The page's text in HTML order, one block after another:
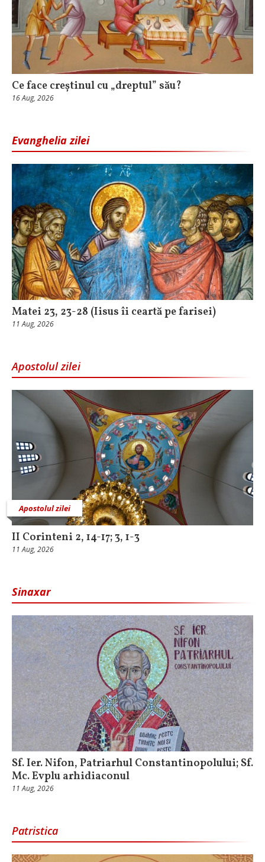
Ce face creștinul cu „dreptul” său?
16 Aug, 2026
Evanghelia zilei
Matei 23, 23-28 (Iisus îi ceartă pe farisei)
11 Aug, 2026
Apostolul zilei
Apostolul zilei
II Corinteni 2, 14-17; 3, 1-3
11 Aug, 2026
Sinaxar
Sf. Ier. Nifon, Patriarhul Constantinopolului; Sf.
Mc. Evplu arhidiaconul
11 Aug, 2026
Patristica